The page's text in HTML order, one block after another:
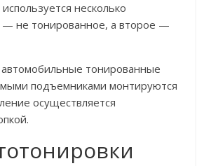
несколько
— не тонированное, а второе —
тонированные
подъемниками монтируются
осуществляется